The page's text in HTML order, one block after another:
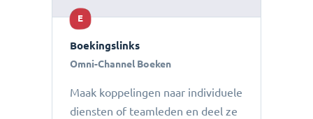
E
Boekingslinks
Omni-Channel Boeken
Maak koppelingen naar individuele
diensten of teamleden en deel ze